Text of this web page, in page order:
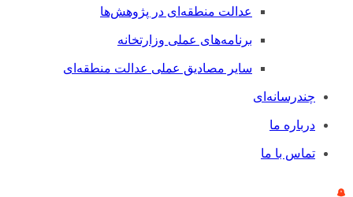
عدالت منطقه‌ای در پژوهش‌ها
برنامه‌های عملی وزارتخانه
سایر مصادیق عملی عدالت منطقه‌ای
چندرسانه‌ای
درباره ما
تماس با ما